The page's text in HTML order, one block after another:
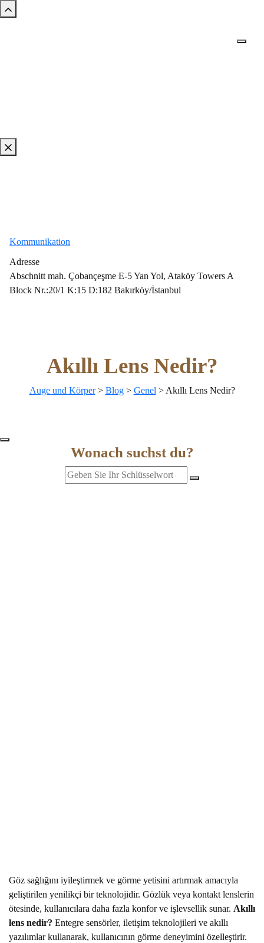
Kommunikation
Adresse
Abschnitt mah. Çobançeşme E-5 Yan Yol, Ataköy Towers A
Block Nr.:20/1 K:15 D:182 Bakırköy/İstanbul
Akıllı Lens Nedir?
Auge und Körper> Blog> Genel > Akıllı Lens Nedir?
Wonach suchst du?
Göz sağlığını iyileştirmek ve görme yetisini artırmak amacıyla
geliştirilen yenilikçi bir teknolojidir. Gözlük veya kontakt lenslerin
ötesinde, kullanıcılara daha fazla konfor ve işlevsellik sunar. Akıllı
lens nedir? Entegre sensörler, iletişim teknolojileri ve akıllı
yazılımlar kullanarak, kullanıcının görme deneyimini özelleştirir.